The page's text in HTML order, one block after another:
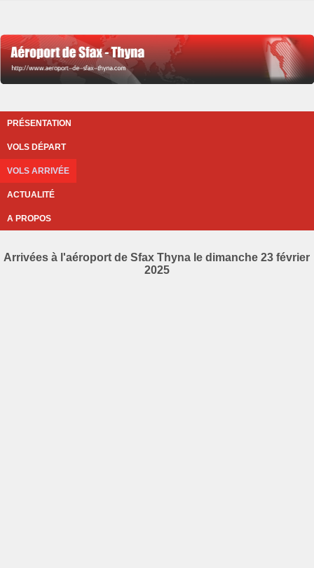
PRÉSENTATION
VOLS DÉPART
VOLS ARRIVÉE
ACTUALITÉ
A PROPOS
Arrivées à l'aéroport de Sfax Thyna le dimanche 23 février
2025